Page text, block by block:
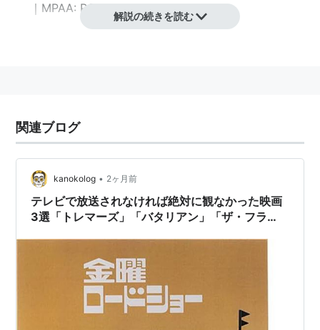
｜MPAA: PG-13*1
脚本：S・S・ウィルソン
ン・アンダーウッド
撮影：アレクサンダー・グラジンスキー
編集： O・ニコラス・ブラウン
ケヴィン・ベーコン
フレッド・ウォード
解説の続きを読む
関連ブログ
kanokolog • 2ヶ月前
テレビで放送されなければ絶対に観なかった映画
3選「トレマーズ」「バタリアン」「ザ・フラ